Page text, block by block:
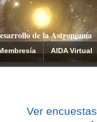
de la Astronomía
AIDA Virtual
Ver encuestas